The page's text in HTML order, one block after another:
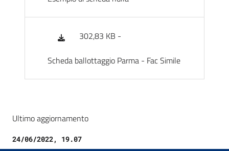
302,83 KB -
Scheda ballottaggio Parma - Fac Simile
Ultimo aggiornamento
24/06/2022, 19.07